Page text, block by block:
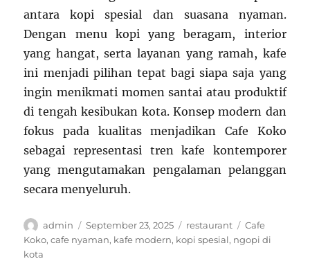
antara kopi spesial dan suasana nyaman.
Dengan menu kopi yang beragam, interior
yang hangat, serta layanan yang ramah, kafe
ini menjadi pilihan tepat bagi siapa saja yang
ingin menikmati momen santai atau produktif
di tengah kesibukan kota. Konsep modern dan
fokus pada kualitas menjadikan Cafe Koko
sebagai representasi tren kafe kontemporer
yang mengutamakan pengalaman pelanggan
secara menyeluruh.
Author
admin
Posted
on
September 23, 2025 Categories
restaurant Tags
Cafe
Koko,cafe nyaman, kafe modern, kopi spesial, ngopi di
kota